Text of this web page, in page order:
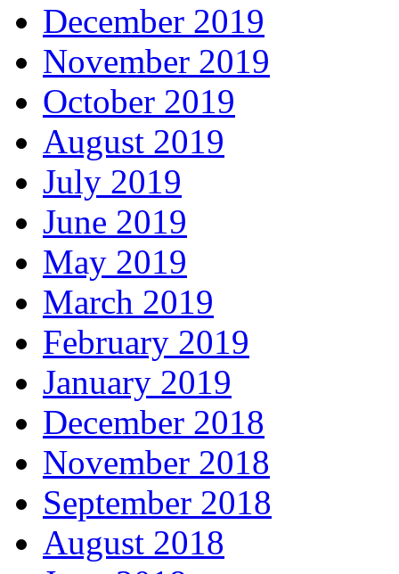
December 2019
November 2019
October 2019
August 2019
July 2019
June 2019
May 2019
March 2019
February 2019
January 2019
December 2018
November 2018
September 2018
August 2018